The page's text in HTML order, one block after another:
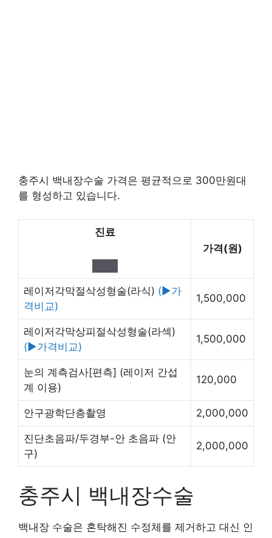
충주시 백내장수술 가격은 평균적으로 300만원대
를 형성하고 있습니다.
진료
가격(원)
레이저각막절삭성형술(라식) (▶가
격비교)
1,500,000
레이저각막상피절삭성형술(라섹)
(▶가격비교)
1,500,000
눈의 계측검사[편측] (레이저 간섭
계 이용)
120,000
안구광학단층촬영 2,000,000
진단초음파/두경부-안 초음파 (안
구)
2,000,000
충주시 백내장수술
백내장 수술은 혼탁해진 수정체를 제거하고 대신 인